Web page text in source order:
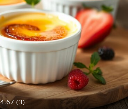
4.67 (3)